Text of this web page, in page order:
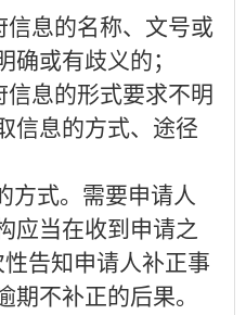
信息的名称、文号或
确或有歧义的；
信息的形式要求不明
信息的方式、途径
方式。 需要申请人
应当在收到申请之
告知申请人补正事
期不补正的后果。